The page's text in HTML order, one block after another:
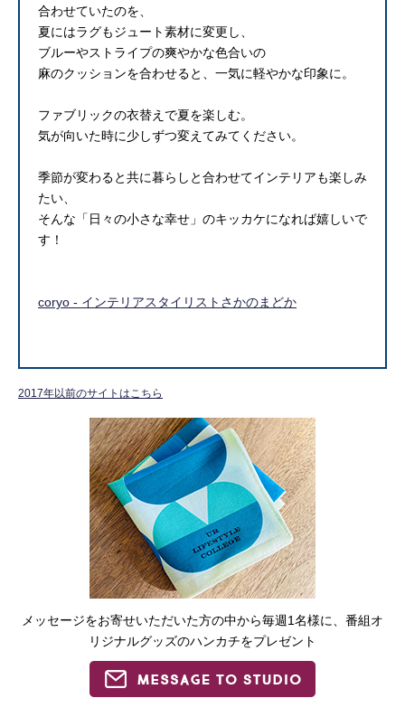
合わせていたのを、
夏にはラグもジュート素材に変更し、
ブルーやストライプの爽やかな色合いの
麻のクッションを合わせると、一気に軽やかな印象に。
ファブリックの衣替えで夏を楽しむ。
気が向いた時に少しずつ変えてみてください。
季節が変わると共に暮らしと合わせてインテリアも楽しみ
たい、
そんな「日々の小さな幸せ」のキッカケになれば嬉しいで
す！
coryo - インテリアスタイリストさかのまどか
2017年以前のサイトはこちら
メッセージをお寄せいただいた方の中から毎週1名様に、番組オ
リジナルグッズのハンカチをプレゼント